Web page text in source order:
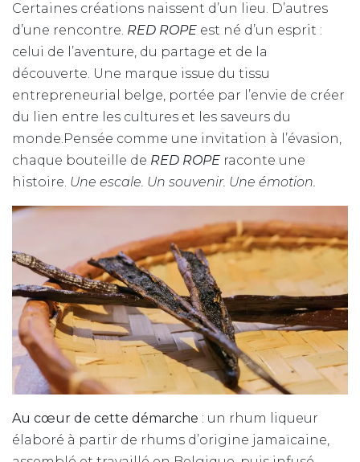
Certaines créations naissent d’un lieu. D’autres
d’une rencontre. RED ROPE est né d’un esprit :
celui de l’aventure, du partage et de la
découverte. Une marque issue du tissu
entrepreneurial belge, portée par l’envie de créer
du lien entre les cultures et les saveurs du
monde.Pensée comme une invitation à l’évasion,
chaque bouteille de RED ROPE raconte une
histoire. Une escale. Un souvenir. Une émotion.
Au cœur de cette démarche : un rhum liqueur
élaboré à partir de rhums d’origine jamaïcaine,